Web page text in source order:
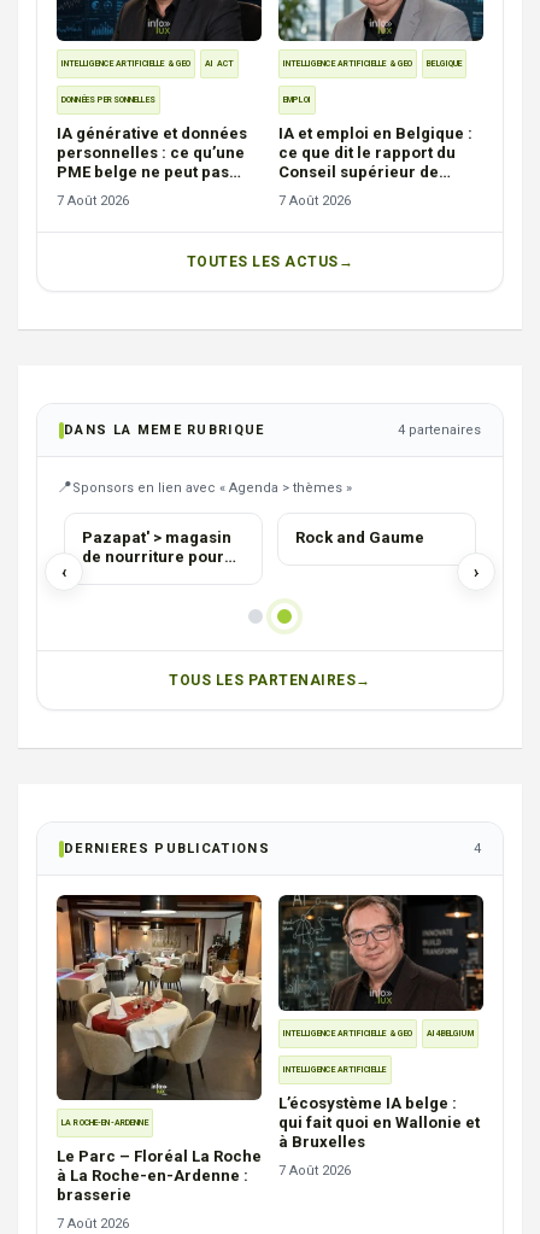
INTELLIGENCE ARTIFICIELLE & GEO AI ACT
DONNÉES PERSONNELLES
IA générative et données
personnelles : ce qu’une
PME belge ne peut pas
faire
7 Août 2026
INTELLIGENCE ARTIFICIELLE & GEO BELGIQUE
EMPLOI
IA et emploi en Belgique :
ce que dit le rapport du
Conseil supérieur de
l’emploi
7 Août 2026
TOUTES LES ACTUS
DANS LA MEME RUBRIQUE 4 partenaires
Sponsors en lien avec « Agenda > thèmes »
‹ ›
Travail du Métal
Ferronnerie : ADS
SERVICES
Thunder Artifices
TOUS LES PARTENAIRES
DERNIERES PUBLICATIONS 4
LA ROCHE-EN-ARDENNE
Le Parc – Floréal La Roche
à La Roche-en-Ardenne :
brasserie
7 Août 2026
INTELLIGENCE ARTIFICIELLE & GEO AI4BELGIUM
INTELLIGENCE ARTIFICIELLE
L’écosystème IA belge :
qui fait quoi en Wallonie et
à Bruxelles
7 Août 2026